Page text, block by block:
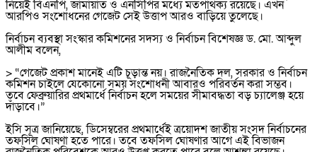
নিয়েই বিএনপি, জামায়াত ও এনসিপির মধ্যে মতপার্থক্য রয়েছে। এখন
আরপিও সংশোধনের গেজেট সেই উত্তাপ আরও বাড়িয়ে তুলেছে।
নির্বাচন ব্যবস্থা সংস্কার কমিশনের সদস্য ও নির্বাচন বিশেষজ্ঞ ড. মো. আব্দুল
আলীম বলেন,
> “গেজেট প্রকাশ মানেই এটি চূড়ান্ত নয়। রাজনৈতিক দল, সরকার ও নির্বাচন
কমিশন চাইলে যেকোনো সময় সংশোধনী আবারও পরিবর্তন করা সম্ভব।
তবে ফেব্রুয়ারির প্রথমার্ধে নির্বাচন হলে সময়ের সীমাবদ্ধতা বড় চ্যালেঞ্জ হয়ে
দাঁড়াবে।”
ইসি সূত্র জানিয়েছে, ডিসেম্বরের প্রথমার্ধেই ত্রয়োদশ জাতীয় সংসদ নির্বাচনের
তফসিল ঘোষণা হতে পারে। তবে তফসিল ঘোষণার আগে এই বিভাজন